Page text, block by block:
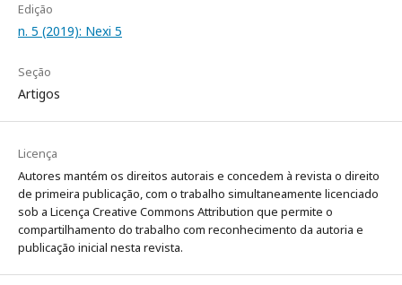
Edição
n. 5 (2019): Nexi 5
Seção
Artigos
Licença
Autores mantém os direitos autorais e concedem à revista o direito
de primeira publicação, com o trabalho simultaneamente licenciado
sob a Licença Creative Commons Attribution que permite o
compartilhamento do trabalho com reconhecimento da autoria e
publicação inicial nesta revista.